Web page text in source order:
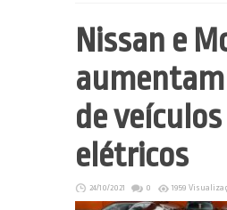
Nissan e
de veículos
elétricos
24/10/2021 0 1959